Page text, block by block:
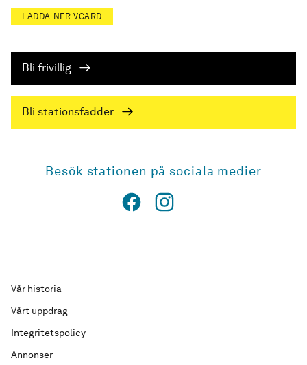
LADDA NER VCARD
Bli frivillig
Bli stationsfadder
Besök stationen på sociala medier
Vår historia
Vårt uppdrag
Integritetspolicy
Annonser